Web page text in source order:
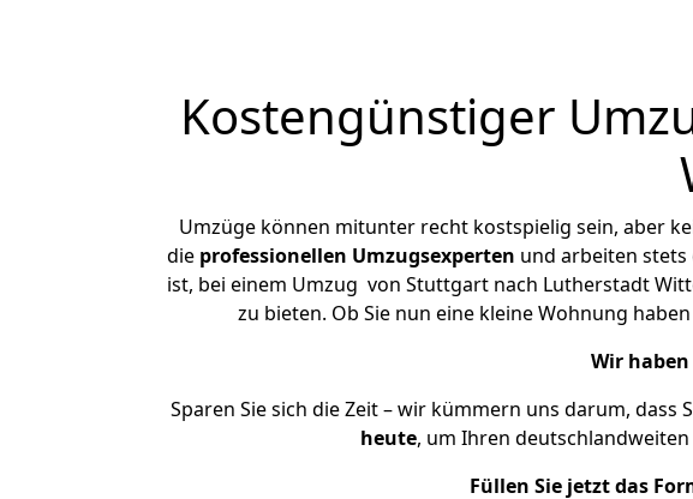
Kostengünstiger
Umzüge können mitunter recht kostspielig sein, aber
die professionellen Umzugsexperten und arbeiten stets
ist, bei einem Umzug von Stuttgart nach Lutherstadt
zu bieten. Ob Sie nun eine kleine Wohnung
Wir
Sparen Sie sich die Zeit – wir kümmern uns darum, dass
heute, um Ihren
Füllen Sie jetzt das